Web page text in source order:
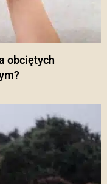
obciętych